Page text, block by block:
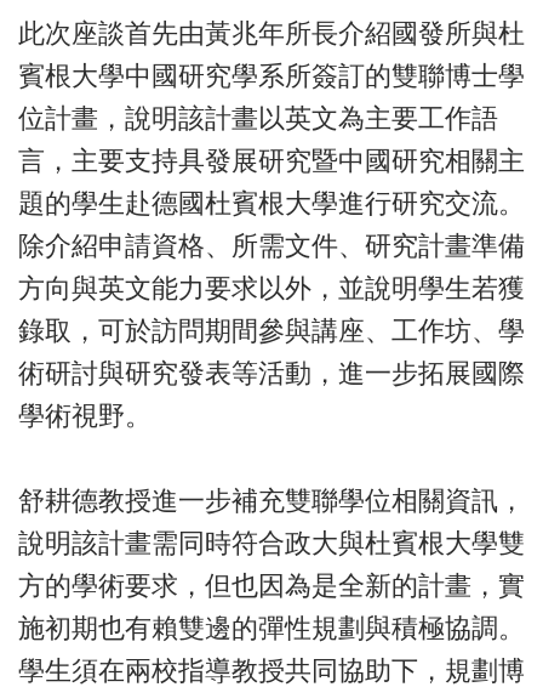
此次座談首先由黃兆年所長介紹國發所與杜
賓根大學中國研究學系所簽訂的雙聯博士學
位計畫，說明該計畫以英文為主要工作語
言，主要支持具發展研究暨中國研究相關主
題的學生赴德國杜賓根大學進行研究交流。
除介紹申請資格、所需文件、研究計畫準備
方向與英文能力要求以外，並說明學生若獲
錄取，可於訪問期間參與講座、工作坊、學
術研討與研究發表等活動，進一步拓展國際
學術視野。
舒耕德教授進一步補充雙聯學位相關資訊，
說明該計畫需同時符合政大與杜賓根大學雙
方的學術要求，但也因為是全新的計畫，實
施初期也有賴雙邊的彈性規劃與積極協調。
學生須在兩校指導教授共同協助下，規劃博